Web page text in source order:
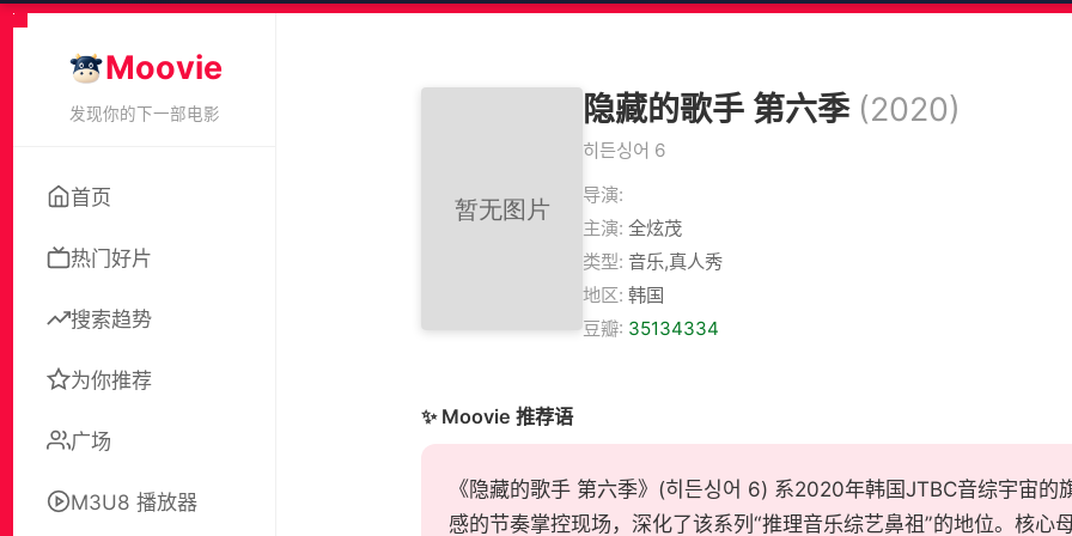
Moovie
发现你的下一部电影
首页
热门好片
搜索趋势
为你推荐
广场
M3U8 播放器
隐藏的歌手 第六季 (2020)
히든싱어 6
导演:
主演: 全炫茂
类型: 音乐,真人秀
地区: 韩国
豆瓣: 35134334
✨ Moovie 推荐语
《隐藏的歌手 第六季》(히든싱어 6) 系2020年韩国JTBC音综宇宙
感的节奏掌控现场，深化了该系列“推理音乐综艺鼻祖”的地位。核心